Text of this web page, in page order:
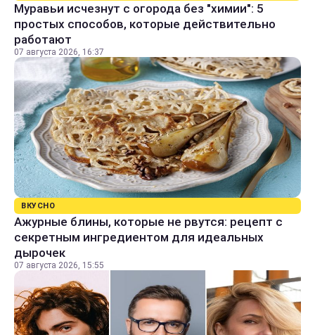
Муравьи исчезнут с огорода без "химии": 5
простых способов, которые действительно
работают
07 августа 2026, 16:37
ВКУСНО
Ажурные блины, которые не рвутся: рецепт с
секретным ингредиентом для идеальных
дырочек
07 августа 2026, 15:55